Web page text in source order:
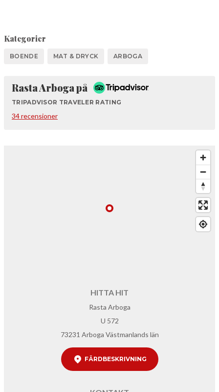
Kategorier
BOENDE MAT & DRYCK ARBOGA
Rasta Arboga på Tripadvisor
TRIPADVISOR TRAVELER RATING
34 recensioner
HITTA HIT
Rasta Arboga
U 572
73231 Arboga Västmanlands län
FÄRDBESKRIVNING